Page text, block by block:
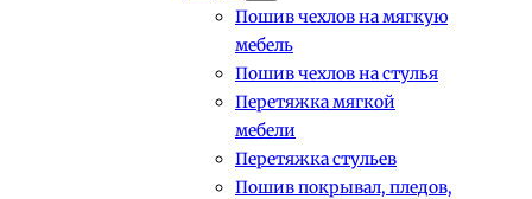
Пошив чехлов на мягкую
мебель
Пошив чехлов на стулья
Перетяжка мягкой
мебели
Перетяжка стульев
Пошив покрывал, пледов,